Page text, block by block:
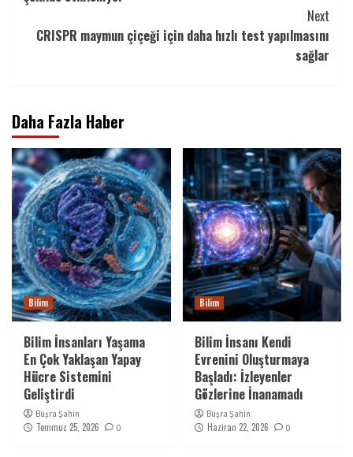
Next
CRISPR maymun çiçeği için daha hızlı test yapılmasını
sağlar
Daha Fazla Haber
Bilim
Bilim İnsanları Yaşama
En Çok Yaklaşan Yapay
Hücre Sistemini
Geliştirdi
Büşra Şahin
Temmuz 25, 2026 0
Bilim
Bilim İnsanı Kendi
Evrenini Oluşturmaya
Başladı: İzleyenler
Gözlerine İnanamadı
Büşra Şahin
Haziran 22, 2026 0